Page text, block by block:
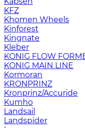
KFZ
Khomen Wheels
Kinforest
Kingnate
Kleber
KONIG FLOW
KONIG MAIN LINE
Kormoran
KRONPRINZ
Kronprinz/Accuride
Kumho
Landsail
Landspider